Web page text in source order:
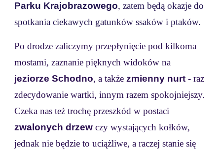
Parku Krajobrazowego, zatem będą okazje do
spotkania ciekawych gatunków ssaków i ptaków.
Po drodze zaliczymy przepłynięcie pod kilkoma
mostami, zaznanie pięknych widoków na
jeziorze Schodno, a takżezmienny nurt - raz
zdecydowanie wartki, innym razem spokojniejszy.
Czeka nas też trochę przeszkód w postaci
zwalonych drzew czy wystających kołków,
jednak nie będzie to uciążliwe, a raczej stanie się